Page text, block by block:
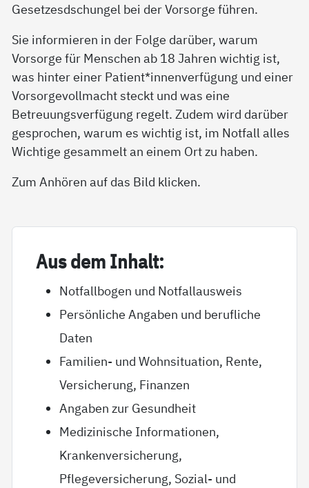
Gesetzesdschungel bei der Vorsorge führen.
Sie informieren in der Folge darüber, warum
Vorsorge für Menschen ab 18 Jahren wichtig ist,
was hinter einer Patient*innenverfügung und einer
Vorsorgevollmacht steckt und was eine
Betreuungsverfügung regelt. Zudem wird darüber
gesprochen, warum es wichtig ist, im Notfall alles
Wichtige gesammelt an einem Ort zu haben.
Zum Anhören auf das Bild klicken.
Aus dem In­halt:
Notfallbogen und Notfallausweis
Persönliche Angaben und berufliche
Daten
Familien- und Wohnsituation, Rente,
Versicherung, Finanzen
Angaben zur Gesundheit
Medizinische Informationen,
Krankenversicherung,
Pflegeversicherung, Sozial- und